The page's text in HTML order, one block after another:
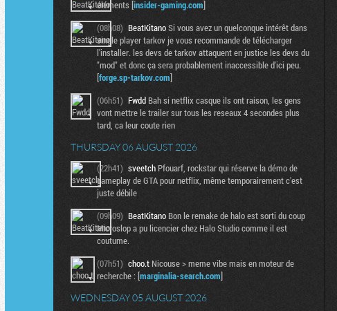
éléments [insider-gaming.com]
(08h08) BeatKitanoSi vous avez un quelconque intérêt dans
single player tarkov je vous recommande de télécharger
l'installer. les devs de tarkov attaquent en justice les devs du
"mod" et donc ça sera probablement inaccessible d'ici peu.
[forge.sp-tarkov.com]
(06h51) Fwdd Bah si netflix casque ils ont raison, les gens
vont mettre le trailer sur tous les reseaux 4 secondes plus
tard, ca leur coute rien
THURSDAY 06 AUGUST 2026
(22h41) sveetch Pfouarf, rockstar qui réserve la démo de
gameplay de GTA pour netflix, même temporairement c'est
juste débile
(09h09) BeatKitano Bon le remake de halo est sorti du coup
Microslop a pu licencier chez Halo Studio comme il est
coutume.
(07h51) choo.t Nicouse > meme vibe mais en moteur de
recherche : [marginalia-search.com]
WEDNESDAY 05 AUGUST 2026